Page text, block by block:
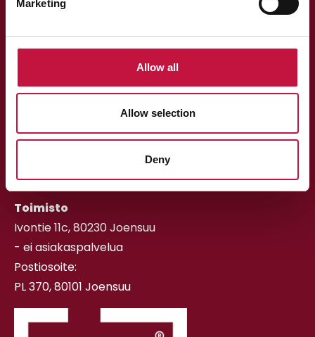
Marketing
Allow all
Allow selection
Deny
Asiakaspalvelu
013 318 198 arkisin klo 9–15
Toimisto
Ivontie 11c, 80230 Joensuu
- ei asiakaspalvelua
Postiosoite:
PL 370, 80101 Joensuu